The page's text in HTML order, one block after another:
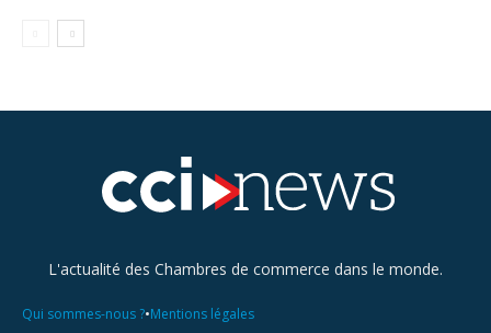
L'actualité des Chambres de commerce dans le monde.
Qui sommes-nous ?•Mentions légales